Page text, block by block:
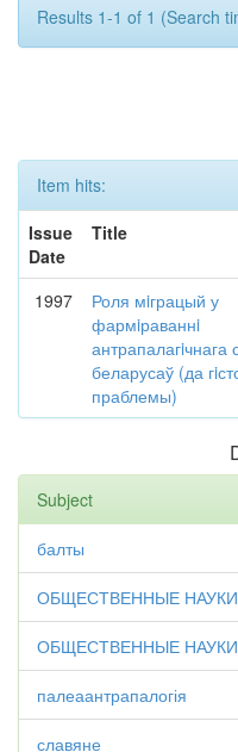
Results 1-1 of 1 (Search
Item hits:
Issue
Date
Title
1997
Роля мiграцый у
фармiраваннi
антрапалагiчнага
беларусаў (да
праблемы)
Subject
балты
ОБЩЕСТВЕННЫЕ НАУКИ
ОБЩЕСТВЕННЫЕ
палеаантрапалогія
славяне